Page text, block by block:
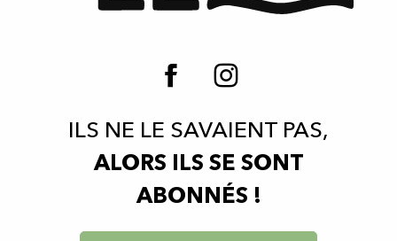
ILS NE LE SAVAIENT PAS,
ALORS ILS SE SONT
ABONNÉS !